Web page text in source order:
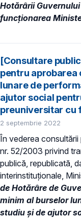
Hotărârii
funcţionarea
[Consultare
pentru aprobarea
lunare de
ajutor social
preuniversitar cu
2 septembrie 2022
În vederea consultării
nr. 52/2003 privind
publică, republicată,
interinstituționale,
de Hotărâre de
minim al burselor
studiu şi de ajutor